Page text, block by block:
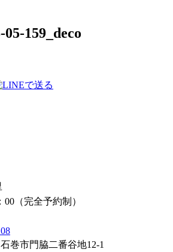
05-159_deco
00（完全予約制）
巻市門脇二番谷地12-1